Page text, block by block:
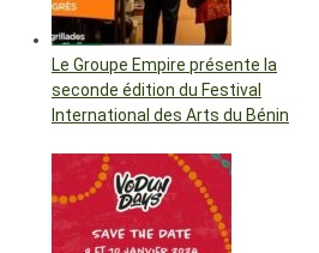
Le Groupe Empire présente la
seconde édition du Festival
International des Arts du Bénin